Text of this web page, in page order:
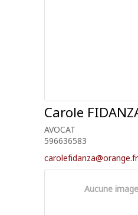
Carole
AVOCAT
596636583
carolefidanza@orange.fr
Aucune